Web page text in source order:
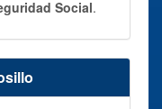
Social.